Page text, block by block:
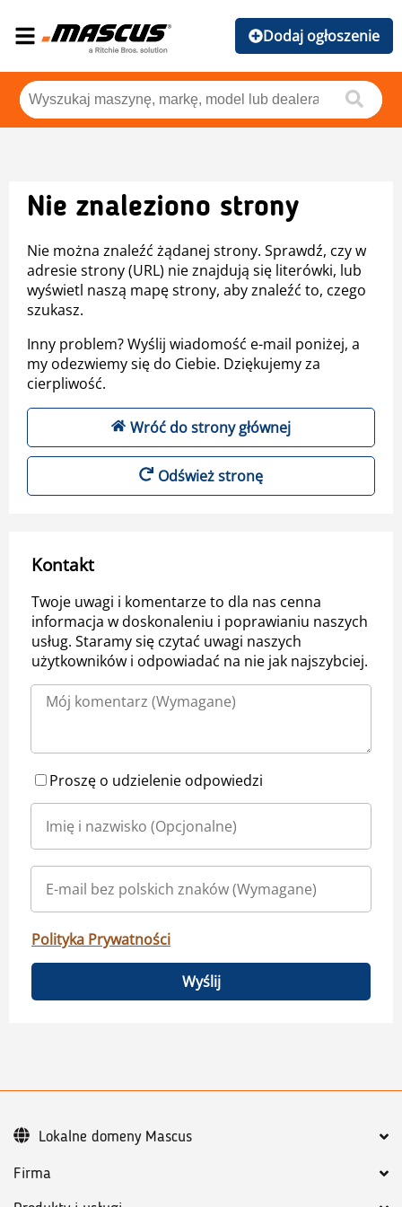
Dodaj ogłoszenie
Nie znaleziono strony
Nie można znaleźć żądanej strony. Sprawdź, czy w
adresie strony (URL) nie znajdują się literówki, lub
wyświetl naszą mapę strony, aby znaleźć to, czego
szukasz.
Inny problem? Wyślij wiadomość e-mail poniżej, a
my odezwiemy się do Ciebie. Dziękujemy za
cierpliwość.
Wróć do strony głównej
Odśwież stronę
Kontakt
Twoje uwagi i komentarze to dla nas cenna
informacja w doskonaleniu i poprawianiu naszych
usług. Staramy się czytać uwagi naszych
użytkowników i odpowiadać na nie jak najszybciej.
Proszę o udzielenie odpowiedzi
Polityka Prywatności
Wyślij
Firma
Lokalne domeny Mascus